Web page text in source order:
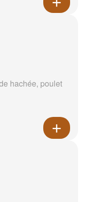
hachée, poulet